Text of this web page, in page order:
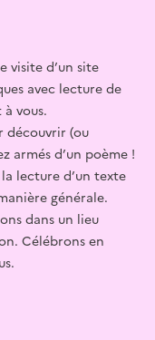
visite d’un site
avec lecture de
vous.
découvrir (ou
armés d’un poème !
lecture d’un texte
générale.
dans un lieu
Célébrons en